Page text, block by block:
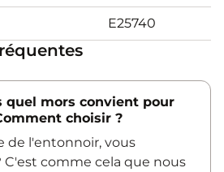
E25740
quel mors convient pour
choisir ?
de l'entonnoir, vous
C'est comme cela que nous